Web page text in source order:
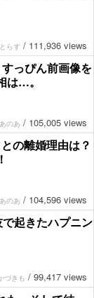
らす / 111,936 views
っぴん前画像を
は…。
のあ / 105,005 views
の離婚理由は？
のあ / 104,596 views
で起きたハプニン
づきも / 99,417 views